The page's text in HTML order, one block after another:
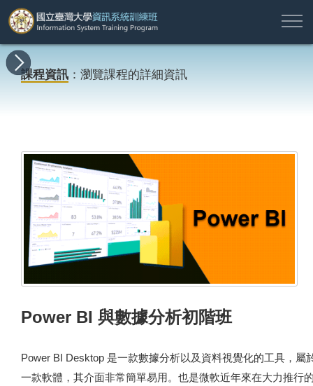
所
有
課
新
消
程
地
資
簡
業
名
名
資
於
本
願
專
註
入
課程資訊 ：瀏覽課程的詳細資訊
Power BI 與數據分析初階班
Power BI Desktop 是一款數據分析以及資料視覺化的工具，屬
一款軟體，其介面非常簡單易用。也是微軟近年來在大力推行